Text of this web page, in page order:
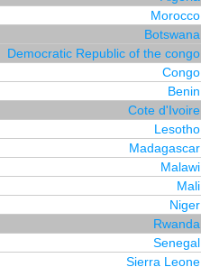
Morocco
Botswana
Democratic Republic of the congo
Congo
Benin
Cote d'Ivoire
Lesotho
Madagascar
Malawi
Mali
Niger
Rwanda
Senegal
Sierra Leone